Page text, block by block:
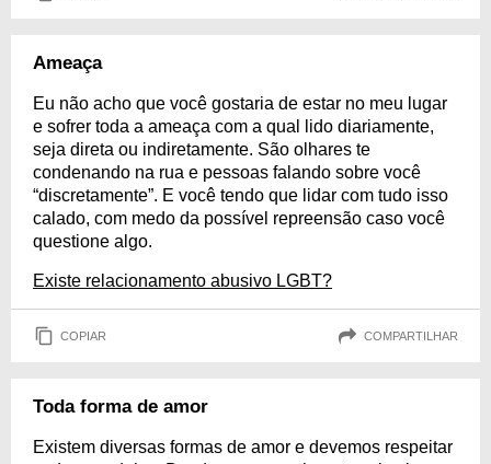
Ameaça
Eu não acho que você gostaria de estar no meu lugar
e sofrer toda a ameaça com a qual lido diariamente,
seja direta ou indiretamente. São olhares te
condenando na rua e pessoas falando sobre você
“discretamente”. E você tendo que lidar com tudo isso
calado, com medo da possível repreensão caso você
questione algo.
Existe relacionamento abusivo LGBT?
COPIAR COMPARTILHAR
Toda forma de amor
Existem diversas formas de amor e devemos respeitar